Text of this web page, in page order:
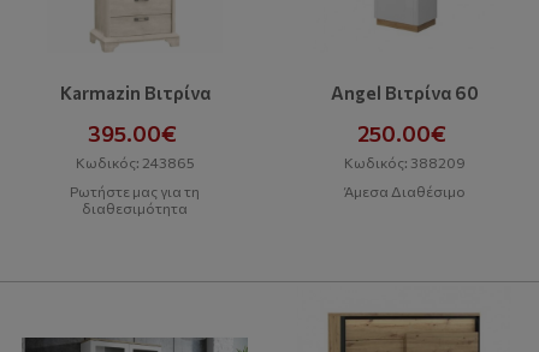
Karmazin Βιτρίνα
395.00€
Κωδικός: 243865
Ρωτήστε μας για τη
διαθεσιμότητα
Angel Βιτρίνα 60
250.00€
Κωδικός: 388209
Άμεσα Διαθέσιμο